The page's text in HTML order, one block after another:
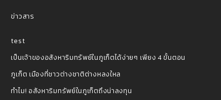
ข่าวสาร
test
เป็นเจ้าของอสังหาริมทรัพย์ในภูเก็ตได้ง่ายๆ เพียง 4 ขั้นตอน
ภูเก็ต เมืองที่ชาวต่างชาติต่างหลงใหล
ทำไม! อสังหาริมทรัพย์ในภูเก็ตถึงน่าลงทุน